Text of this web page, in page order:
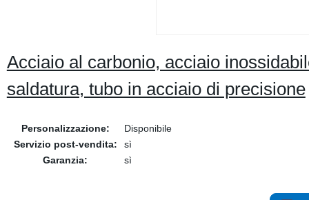
Acciaio al carbonio, acciaio
saldatura, tubo in acciaio di precisione
Personalizzazione:
Disponibile
Servizio post-vendita:
sì
Garanzia:
sì